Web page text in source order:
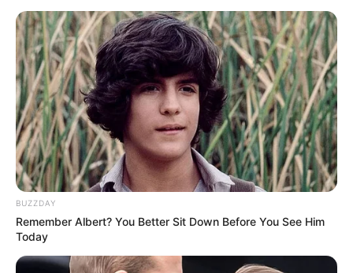
BUZZDAY
Remember Albert? You Better Sit Down Before You See Him
Today